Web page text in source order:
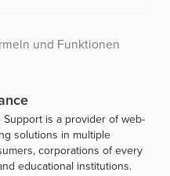
und Funktionen
Support is a provider of web-
solutions in multiple
corporations of every
educational institutions.